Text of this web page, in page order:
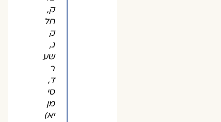
ק,
חל
ק
ג,
שע
ר
ד,
סי
מן
יא)